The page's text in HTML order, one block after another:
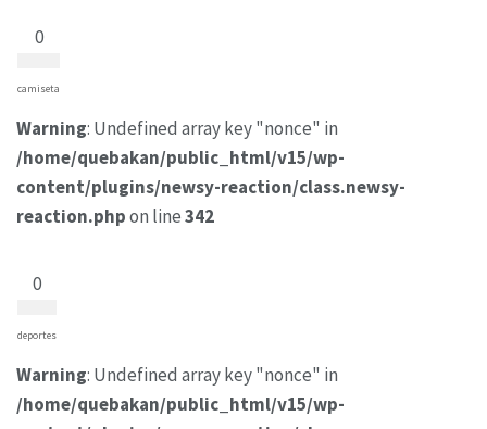
0
camiseta
Warning: Undefined array key "nonce" in
/home/quebakan/public_html/v15/wp-
content/plugins/newsy-reaction/class.newsy-
reaction.phpon line342
0
deportes
Warning: Undefined array key "nonce" in
/home/quebakan/public_html/v15/wp-